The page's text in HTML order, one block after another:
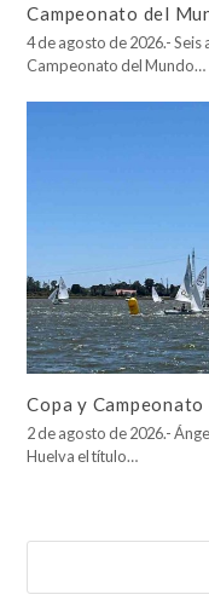
Campeonato del
4 de agosto de 2026.-
Campeonato del Mundo…
Copa y
2 de agosto de 2026.-
Huelva el título…